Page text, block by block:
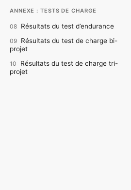
ANNEXE : TESTS DE CHARGE
08 Résultats du test d’endurance
09 Résultats du test de charge bi-
projet
10
Résultats du test de charge tri-
projet